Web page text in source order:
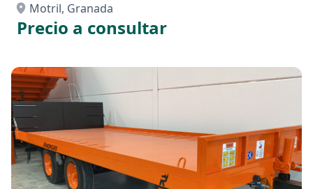
Motril, Granada
Precio a consultar